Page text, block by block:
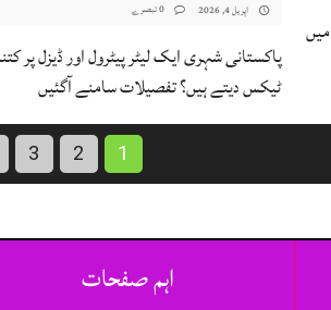
کراچی والوں کی مشکلات میں اضافہ! اب 24 میں
اپریل 4, 2026
پاکستانی شہری ایک لیٹر پیٹرول اور ڈیزل پر
ٹیکس دیتے ہیں؟ تفصیلات سامنے آگئیں
1
2
3
اہم صفحات